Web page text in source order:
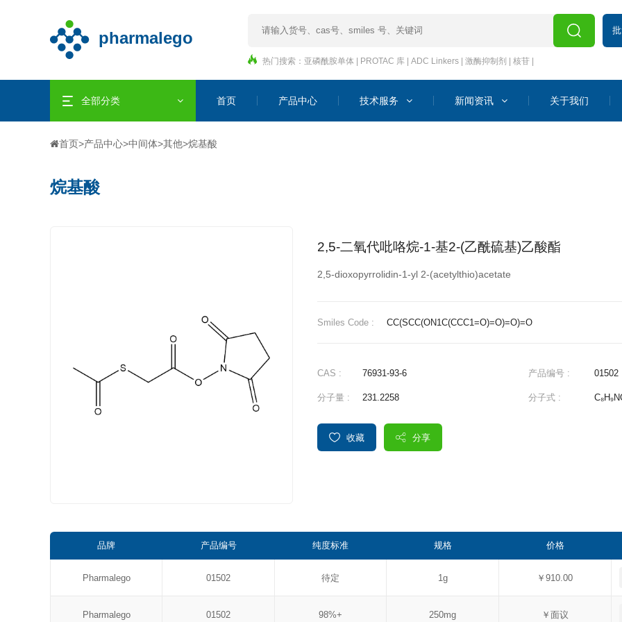
热门搜索： 亚磷酰胺单体 | PROTAC 库 | ADC Linkers | 激酶抑制剂 | 核苷 |
全部分类 首页 产品中心 技术服务 新闻资讯 关于我们
首页>产品中心>中间体>其他>烷基酸
烷基酸
2,5-二氧代吡咯烷-1-基2-(乙酰硫基)乙酸酯
2,5-dioxopyrrolidin-1-yl 2-(acetylthio)acetate
Smiles Code : CC(SCC(ON1C(CCC1=O)=O)=O)=O
CAS : 76931-93-6 产品编号 : 01502
分子量 : 231.2258 分子式 :
收藏 分享
品牌 产品编号 纯度标准 规格 价格
Pharmalego 01502 待定 1g ￥910.00
Pharmalego 01502 98%+ 250mg ￥面议